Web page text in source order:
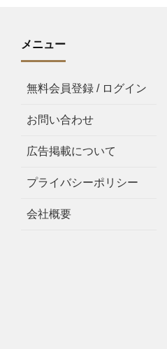
メニュー
無料会員登録 / ログイン
お問い合わせ
広告掲載について
プライバシーポリシー
会社概要